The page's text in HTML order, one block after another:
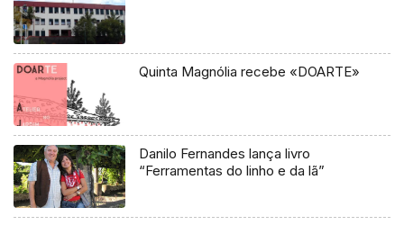
Quinta Magnólia recebe «DOARTE»
Danilo Fernandes lança livro
“Ferramentas do linho e da lã”